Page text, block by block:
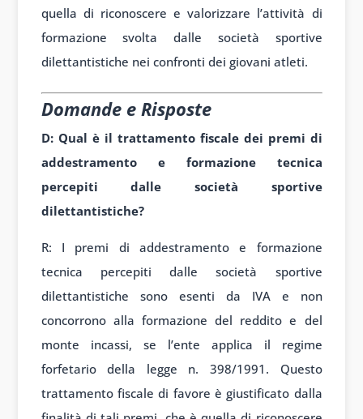
quella di riconoscere e valorizzare l’attività di
formazione svolta dalle società sportive
dilettantistiche nei confronti dei giovani atleti.
Domande e Risposte
D: Qual è il trattamento fiscale dei premi di
addestramento e formazione tecnica
percepiti dalle società sportive
dilettantistiche?
R: I premi di addestramento e formazione
tecnica percepiti dalle società sportive
dilettantistiche sono esenti da IVA e non
concorrono alla formazione del reddito e del
monte incassi, se l’ente applica il regime
forfetario della legge n. 398/1991. Questo
trattamento fiscale di favore è giustificato dalla